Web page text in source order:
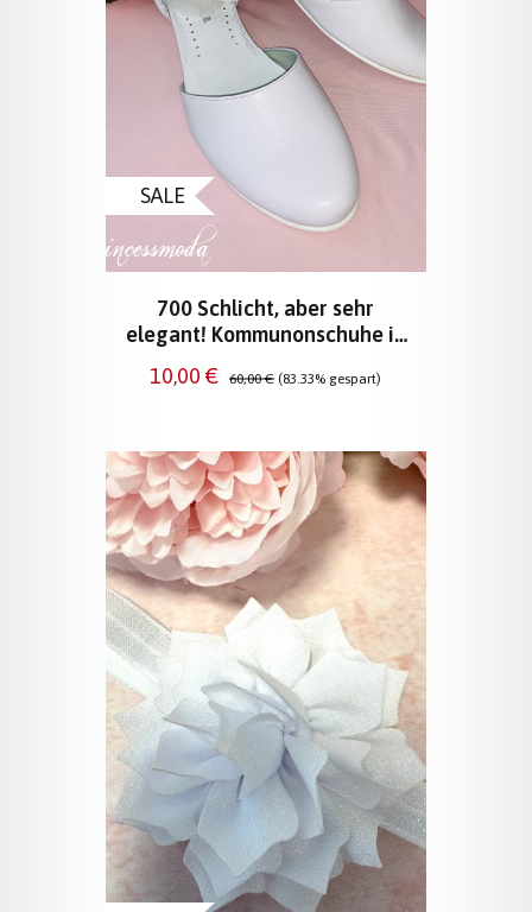
SALE
700 Schlicht, aber sehr
elegant! Kommunonschuhe in
Verkaufspreis:
10,00 € Regulärer Preis:
60,00 € (83.33% gespart)